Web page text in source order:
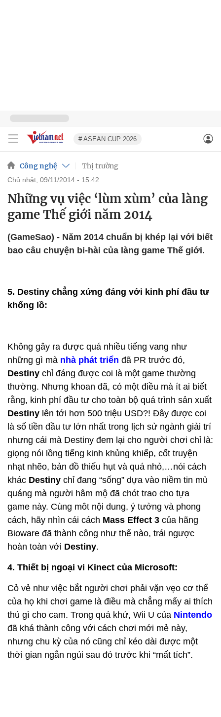
# ASEAN CUP 2026
Công nghệ Thị trường
chủ nhật, 09/11/2014 - 15:42
Những vụ việc ‘lùm xùm’ của làng
game Thế giới năm 2014
(GameSao) - Năm 2014 chuẩn bị khép lại với biết
bao câu chuyện bi-hài của làng game Thế giới.
5. Destiny chẳng xứng đáng với kinh phí đầu tư
khổng lồ:
Không gây ra được quá nhiều tiếng vang như
những gì mà nhà phát triển đã PR trước đó,
Destiny chỉ đáng được coi là một game thường
thường. Nhưng khoan đã, có một điều mà ít ai biết
rằng, kinh phí đầu tư cho toàn bộ quá trình sản xuất
Destiny lên tới hơn 500 triệu USD?! Đây được coi
là số tiền đầu tư lớn nhất trong lịch sử ngành giải trí
nhưng cái mà Destiny đem lại cho người chơi chỉ là:
giọng nói lồng tiếng kinh khủng khiếp, cốt truyện
nhạt nhẽo, bản đồ thiếu hụt và quá nhỏ,…nói cách
khác Destiny chỉ đang “sống” dựa vào niềm tin mù
quáng mà người hâm mộ đã chót trao cho tựa
game này. Cùng môt nội dung, ý tưởng và phong
cách, hãy nhìn cái cách Mass Effect 3 của hãng
Bioware đã thành công như thế nào, trái ngược
hoàn toàn với Destiny.
4. Thiết bị ngoại vi Kinect của Microsoft:
Cỏ vẻ như việc bắt người chơi phải vặn vẹo cơ thể
của họ khi chơi game là điều mà chẳng mấy ai thích
thú gì cho cam. Trong quá khứ, Wii U của Nintendo
đã khá thành công với cách chơi mới mẻ này,
nhưng chu kỳ của nó cũng chỉ kéo dài được một
thời gian ngắn ngủi sau đó trước khi “mất tích”.